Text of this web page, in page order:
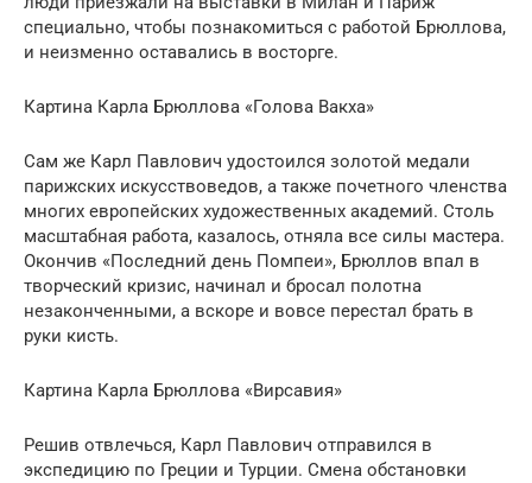
специально, чтобы познакомиться с работой Брюллова,
и неизменно оставались в восторге.
Картина Карла Брюллова «Голова Вакха»
Сам же Карл Павлович удостоился золотой медали
парижских искусствоведов, а также почетного членства
многих европейских художественных академий. Столь
масштабная работа, казалось, отняла все силы мастера.
Окончив «Последний день Помпеи», Брюллов впал в
творческий кризис, начинал и бросал полотна
незаконченными, а вскоре и вовсе перестал брать в
руки кисть.
Картина Карла Брюллова «Вирсавия»
Решив отвлечься, Карл Павлович отправился в
экспедицию по Греции и Турции. Смена обстановки